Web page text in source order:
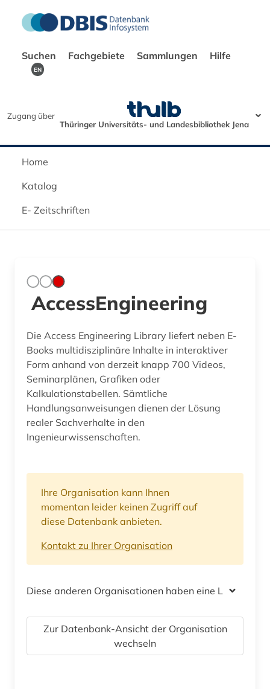
Suchen Fachgebiete Sammlungen Hilfe
EN
Zugang über
Thüringer Universitäts- und Landesbibliothek Jena
Home
Katalog
E- Zeitschriften
AccessEngineering
Die Access Engineering Library liefert neben E-
Books multidisziplinäre Inhalte in interaktiver
Form anhand von derzeit knapp 700 Videos,
Seminarplänen, Grafiken oder
Kalkulationstabellen. Sämtliche
Handlungsanweisungen dienen der Lösung
realer Sachverhalte in den
Ingenieurwissenschaften.
Ihre Organisation kann Ihnen
momentan leider keinen Zugriff auf
diese Datenbank anbieten.
Kontakt zu Ihrer Organisation
Diese anderen Organisationen haben eine Lizenz
Zur Datenbank-Ansicht der Organisation
wechseln